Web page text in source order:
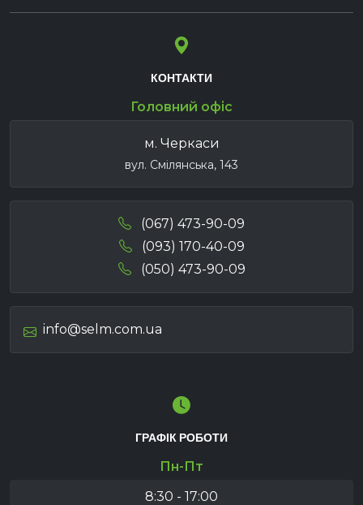
КОНТАКТИ
Головний офіс
м. Черкаси
вул. Смілянська, 143
(067) 473-90-09
(093) 170-40-09
(050) 473-90-09
info@selm.com.ua
ГРАФІК РОБОТИ
Пн-Пт
8:30 - 17:00